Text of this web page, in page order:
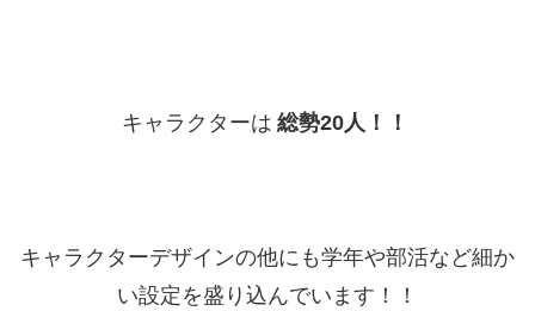
キャラクターは 総勢20人！！
キャラクターデザインの他にも学年や部活など細か
い設定を盛り込んでいます！！